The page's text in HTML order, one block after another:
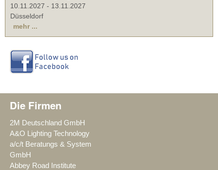
10.11.2027 - 13.11.2027
Düsseldorf
mehr ...
Die Firmen
2M Deutschland GmbH
A&O Lighting Technology
a/c/t Beratungs & System
GmbH
Abbey Road Institute